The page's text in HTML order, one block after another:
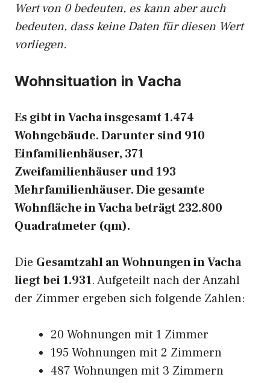
Wert von 0 bedeuten, es kann aber auch
bedeuten, dass keine Daten für diesen Wert
vorliegen.
Wohnsituation in Vacha
Es gibt in Vacha insgesamt 1.474
Wohngebäude. Darunter sind 910
Einfamilienhäuser, 371
Zweifamilienhäuser und 193
Mehrfamilienhäuser. Die gesamte
Wohnfläche in Vacha beträgt 232.800
Quadratmeter (qm).
Die Gesamtzahl an Wohnungen in Vacha
liegt bei 1.931. Aufgeteilt nach der Anzahl
der Zimmer ergeben sich folgende Zahlen:
20 Wohnungen mit 1 Zimmer
195 Wohnungen mit 2 Zimmern
487 Wohnungen mit 3 Zimmern